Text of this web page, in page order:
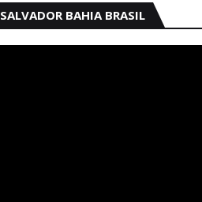
SALVADOR BAHIA BRASIL